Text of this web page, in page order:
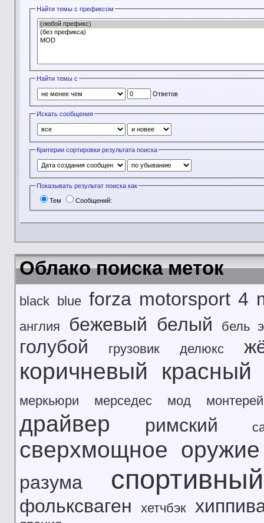
Найти темы с префиксом
Найти темы с
Ответов
Искать сообщения
Критерии сортировки результата поиска
Показывать результат поиска как
Тем Сообщений:
Облако поиска меток
black blue forza motorsport 4
англия бежевый белый бель
голубой грузовик делюкс
коричневый красный
меркьюри мерседес мод монтерей
драйвер римский
сверхмощное оружие
разума
фольксваген хетчбэк